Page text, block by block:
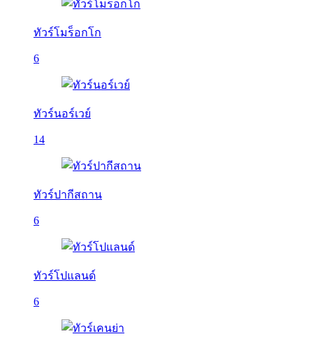
ทัวร์โมร็อกโก
6
ทัวร์นอร์เวย์
14
ทัวร์ปากีสถาน
6
ทัวร์โปแลนด์
6